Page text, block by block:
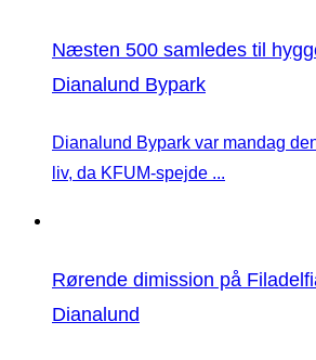
Næsten 500 samledes til
Dianalund Bypark
Dianalund Bypark var mandag
liv, da KFUM-spejde ...
Rørende dimission på
Dianalund